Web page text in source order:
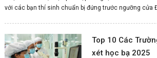
với các bạn thí sinh chuẩn bị đứng trước ngưỡng cửa
Top 10 Các
xét học bạ 2025